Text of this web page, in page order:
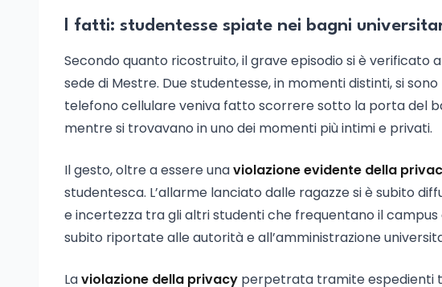
I fatti: studentesse spiate nei bagni
Secondo quanto ricostruito, il grave episodio si è verificato
sede di Mestre. Due studentesse, in momenti distinti, si
telefono cellulare veniva fatto scorrere sotto la porta del
mentre si trovavano in uno dei momenti più intimi e privati.
Il gesto, oltre a essere unaviolazione evidente della
studentesca. L’allarme lanciato dalle ragazze si è subito
e incertezza tra gli altri studenti che frequentano il campus
subito riportate alle autorità e all’amministrazione
Laviolazione della privacy perpetrata tramite espedienti